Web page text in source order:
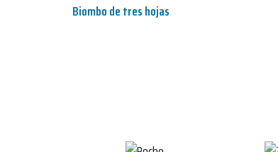
Biombo de tres hojas